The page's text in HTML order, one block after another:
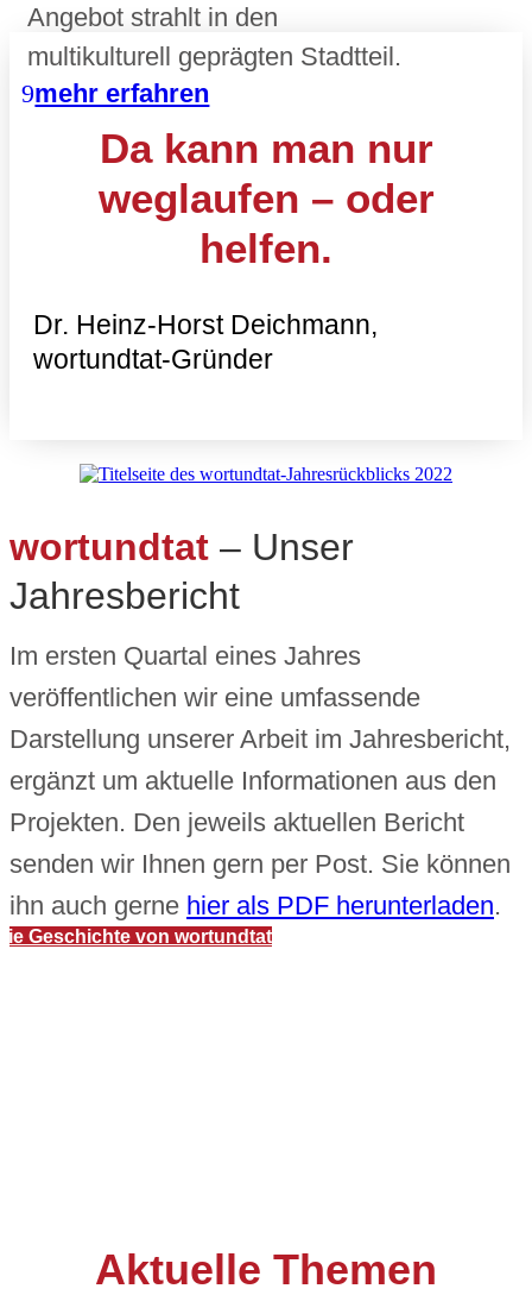
Angebot strahlt in den
multikulturell geprägten Stadtteil.
mehr erfahren
Da kann man nur
weglaufen – oder
helfen.
Dr. Heinz-Horst Deichmann,
wortundtat-Gründer
wortundtat – Unser
Jahresbericht
Im ersten Quartal eines Jahres
veröffentlichen wir eine umfassende
Darstellung unserer Arbeit im Jahresbericht,
ergänzt um aktuelle Informationen aus den
Projekten. Den jeweils aktuellen Bericht
senden wir Ihnen gern per Post. Sie können
ihn auch gerne hier als PDF herunterladen.
Geschichte von wortundtat
Aktuelle Themen